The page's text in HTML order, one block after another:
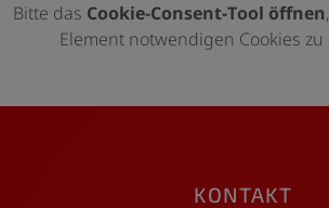
Bitte das Cookie-Consent-Tool öffnen
Element notwendigen Cookies
KONTAKT